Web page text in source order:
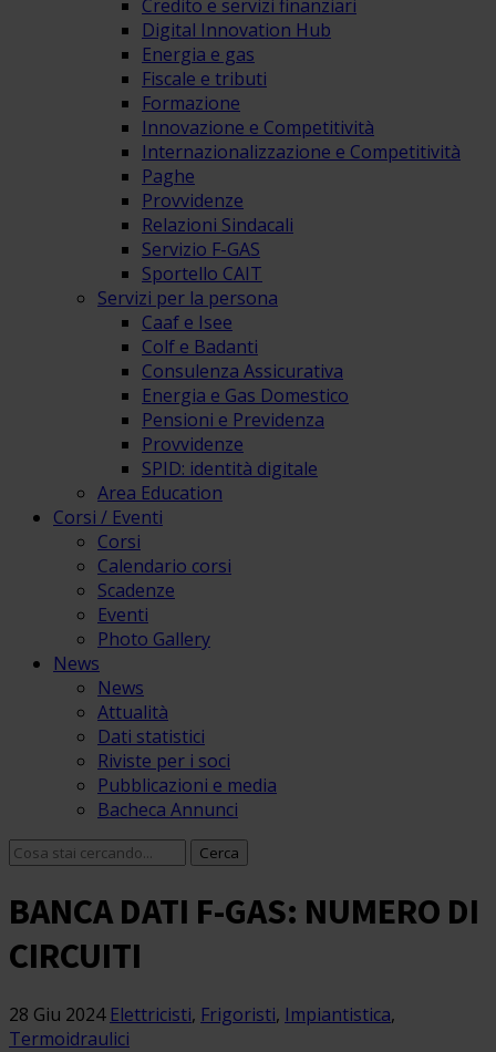
Credito e servizi finanziari
Digital Innovation Hub
Energia e gas
Fiscale e tributi
Formazione
Innovazione e Competitività
Internazionalizzazione e Competitività
Paghe
Provvidenze
Relazioni Sindacali
Servizio F-GAS
Sportello CAIT
Servizi per la persona
Caaf e Isee
Colf e Badanti
Consulenza Assicurativa
Energia e Gas Domestico
Pensioni e Previdenza
Provvidenze
SPID: identità digitale
Area Education
Corsi / Eventi
Corsi
Calendario corsi
Scadenze
Eventi
Photo Gallery
News
News
Attualità
Dati statistici
Riviste per i soci
Pubblicazioni e media
Bacheca Annunci
BANCA DATI F-GAS: NUMERO DI
CIRCUITI
28 Giu 2024 Elettricisti, Frigoristi, Impiantistica,
Termoidraulici